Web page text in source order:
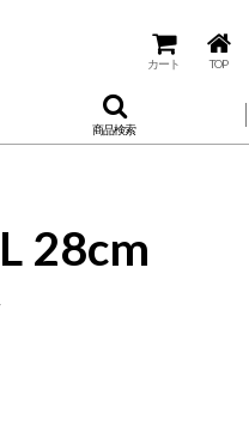
カート TOP
商品検索
L 28cm